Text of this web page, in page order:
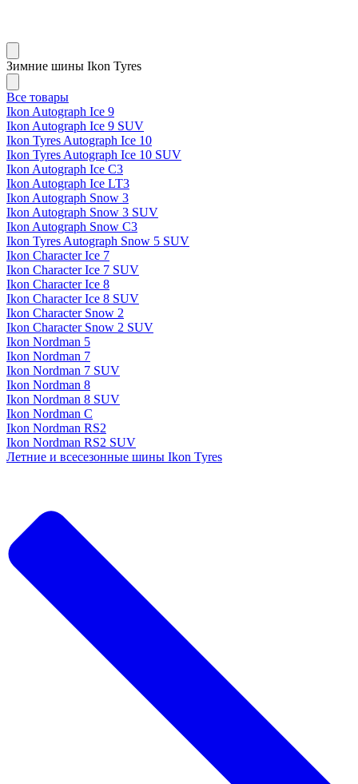
Зимние шины Ikon Tyres
Все товары
Ikon Autograph Ice 9
Ikon Autograph Ice 9 SUV
Ikon Tyres Autograph Ice 10
Ikon Tyres Autograph Ice 10 SUV
Ikon Autograph Ice C3
Ikon Autograph Ice LT3
Ikon Autograph Snow 3
Ikon Autograph Snow 3 SUV
Ikon Autograph Snow C3
Ikon Tyres Autograph Snow 5 SUV
Ikon Character Ice 7
Ikon Character Ice 7 SUV
Ikon Character Ice 8
Ikon Character Ice 8 SUV
Ikon Character Snow 2
Ikon Character Snow 2 SUV
Ikon Nordman 5
Ikon Nordman 7
Ikon Nordman 7 SUV
Ikon Nordman 8
Ikon Nordman 8 SUV
Ikon Nordman C
Ikon Nordman RS2
Ikon Nordman RS2 SUV
Летние и всесезонные шины Ikon Tyres